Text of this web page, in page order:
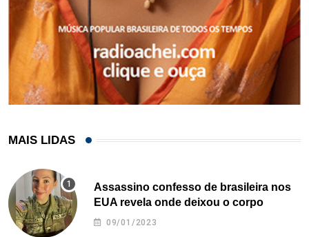
MAIS LIDAS
Assassino confesso de brasileira nos
EUA revela onde deixou o corpo
09/01/2023